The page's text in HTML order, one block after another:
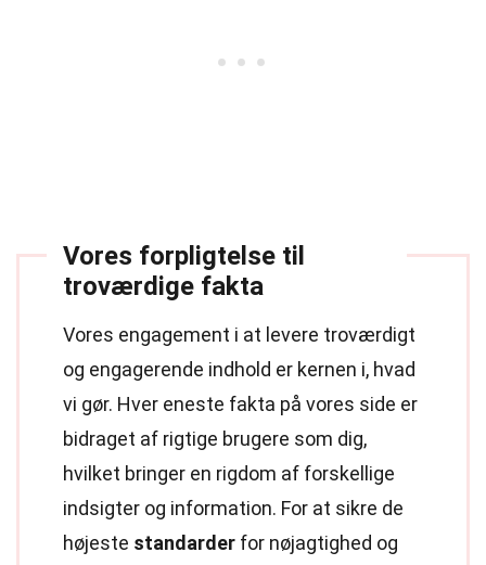
Vores forpligtelse til
troværdige fakta
Vores engagement i at levere troværdigt
og engagerende indhold er kernen i, hvad
vi gør. Hver eneste fakta på vores side er
bidraget af rigtige brugere som dig,
hvilket bringer en rigdom af forskellige
indsigter og information. For at sikre de
højeste standarder for nøjagtighed og